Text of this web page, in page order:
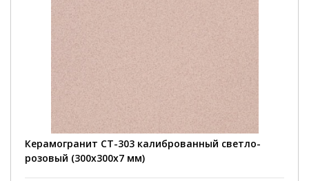
Керамогранит СТ-303 калиброванный светло-
розовый (300х300х7 мм)